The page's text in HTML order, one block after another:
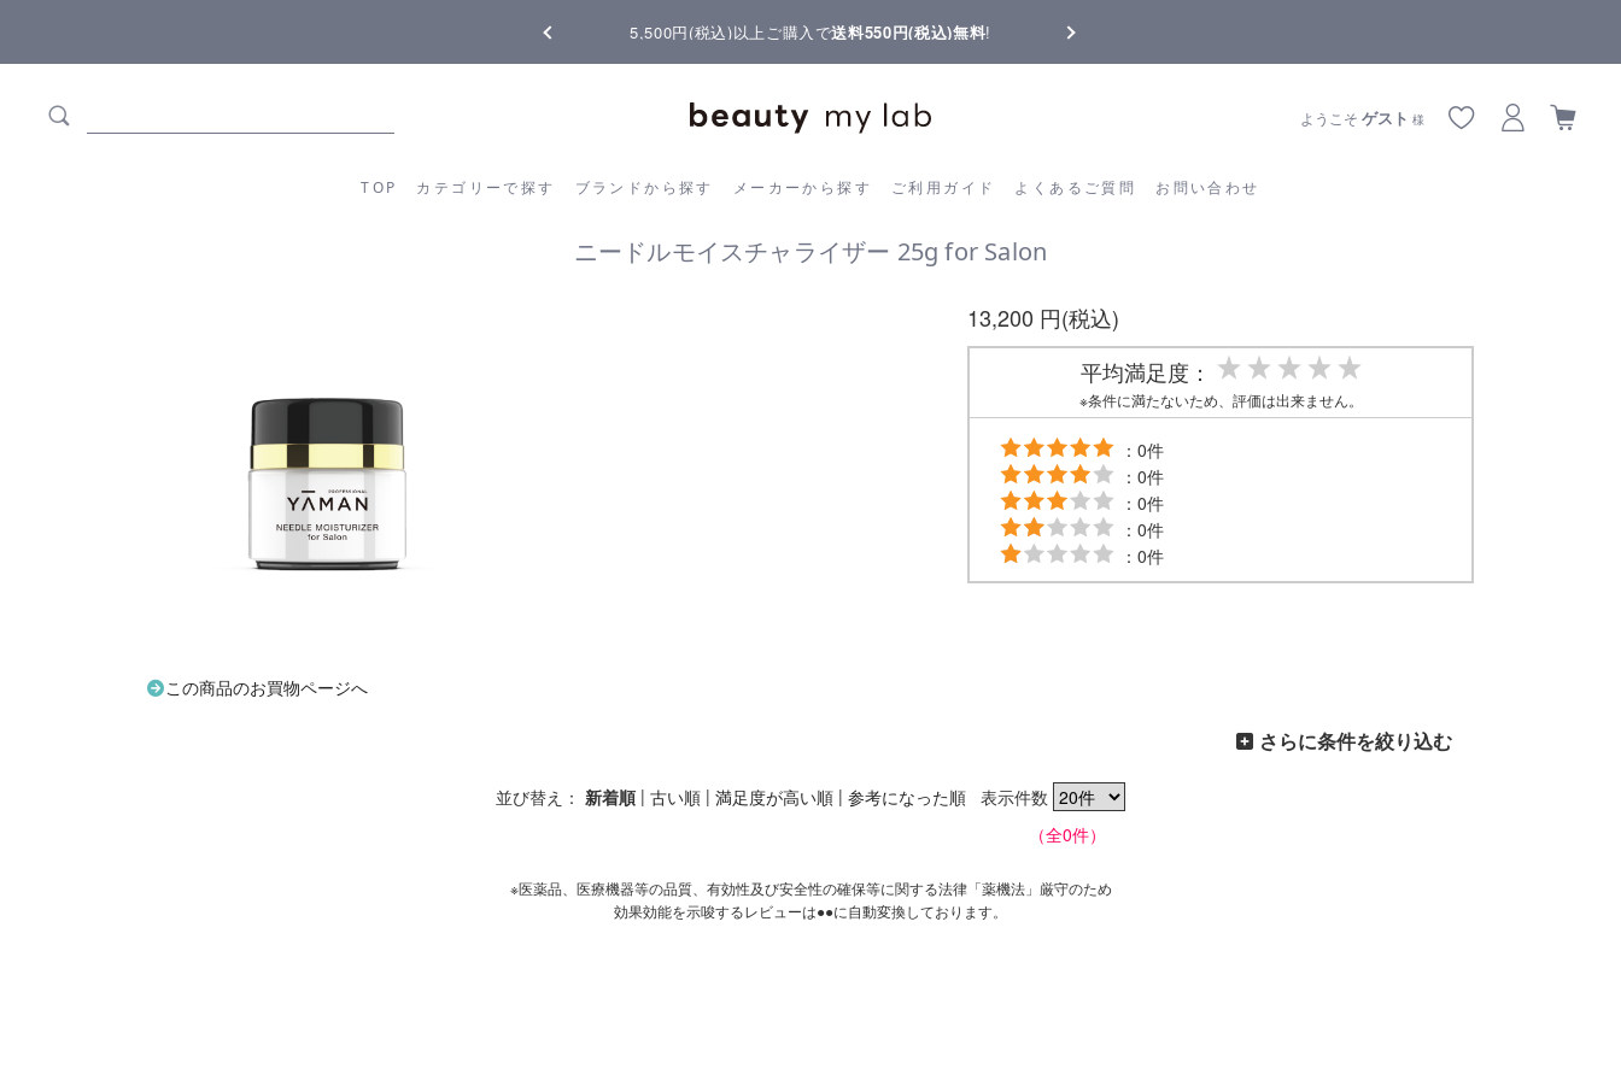
5,500円(税込)以上ご購入で送料550円(税込)無料! 【重要】熊本地震の影響によりお届けに遅延が生じております
TOP カテゴリーで探す ブランドから探す メーカーから探す ご利用ガイド よくあるご質問 お問い合わせ
ようこそゲスト 様
カテゴリーから探す ブランドから探す メーカーから探す ご利用ガイド よくあるご質問
ニードルモイスチャライザー 25g for Salon
この商品のお買物ページへ
13,200 円(税込)
平均満足度：
※条件に満たないため、評価は出来ません。
：0件
：0件
：0件
：0件
：0件
さらに条件を絞り込む
並び替え： 新着順 | 古い順 | 満足度が高い順 | 参考になった順 表示件数
（全0件）
※医薬品、医療機器等の品質、有効性及び安全性の確保等に関する法律「薬機法」厳守のため
効果効能を示唆するレビューは●●に自動変換しております。